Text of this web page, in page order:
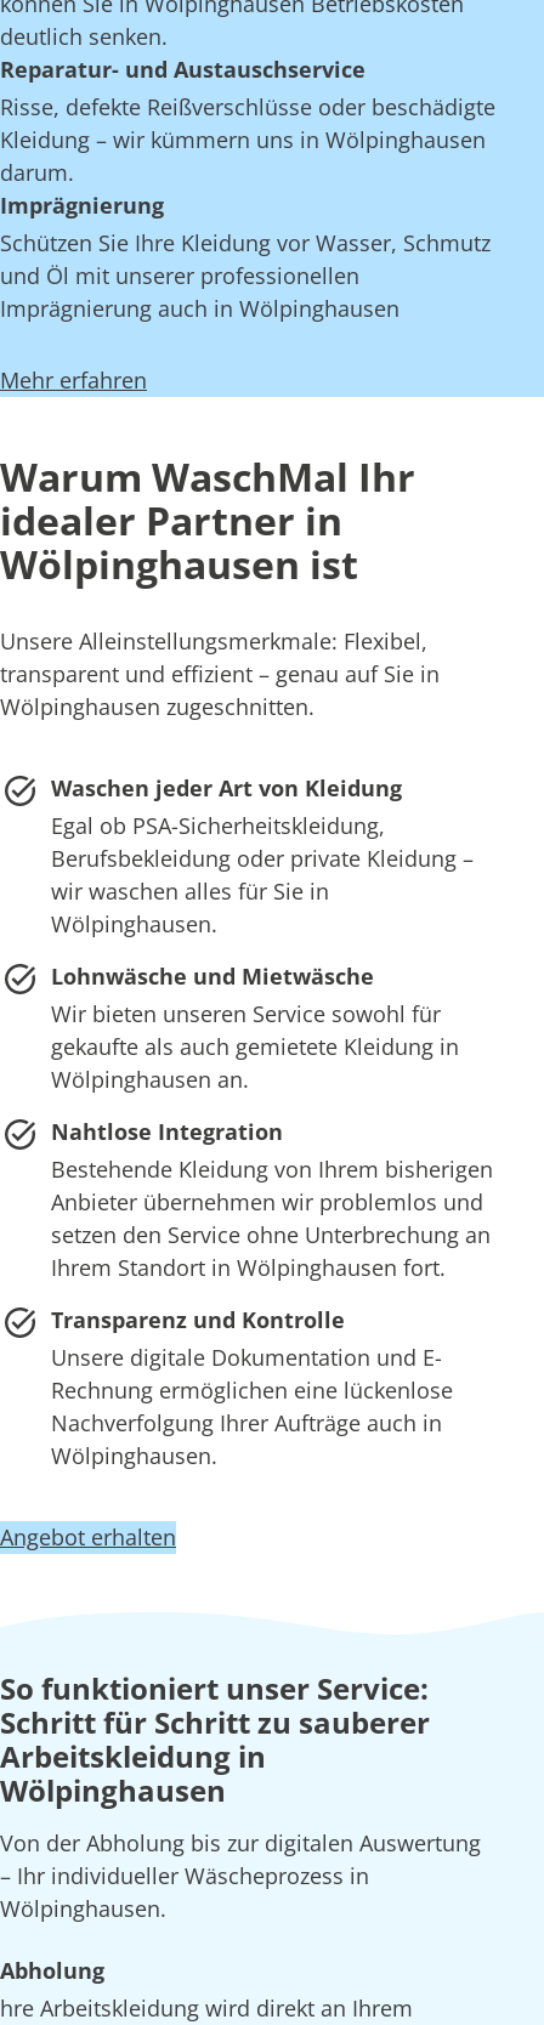
deutlich senken.
Reparatur- und Austauschservice
Risse, defekte Reißverschlüsse oder beschädigte
Kleidung – wir kümmern uns in Wölpinghausen
darum.
Imprägnierung
Schützen Sie Ihre Kleidung vor Wasser, Schmutz
und Öl mit unserer professionellen
Imprägnierung auch in Wölpinghausen
Mehr erfahren
Warum WaschMal Ihr
idealer Partner in
Wölpinghausen ist
Unsere Alleinstellungsmerkmale: Flexibel,
transparent und effizient – genau auf Sie in
Wölpinghausen zugeschnitten.
Waschen jeder Art von Kleidung
Egal ob PSA-Sicherheitskleidung,
Berufsbekleidung oder private Kleidung –
wir waschen alles für Sie in
Wölpinghausen.
Lohnwäsche und Mietwäsche
Wir bieten unseren Service sowohl für
gekaufte als auch gemietete Kleidung in
Wölpinghausen an.
Nahtlose Integration
Bestehende Kleidung von Ihrem bisherigen
Anbieter übernehmen wir problemlos und
setzen den Service ohne Unterbrechung an
Ihrem Standort in Wölpinghausen fort.
Transparenz und Kontrolle
Unsere digitale Dokumentation und E-
Rechnung ermöglichen eine lückenlose
Nachverfolgung Ihrer Aufträge auch in
Wölpinghausen.
Angebot erhalten
So funktioniert unser Service:
Schritt für Schritt zu sauberer
Arbeitskleidung in
Wölpinghausen
Von der Abholung bis zur digitalen Auswertung
– Ihr individueller Wäscheprozess in
Wölpinghausen.
Abholung
hre Arbeitskleidung wird direkt an Ihrem